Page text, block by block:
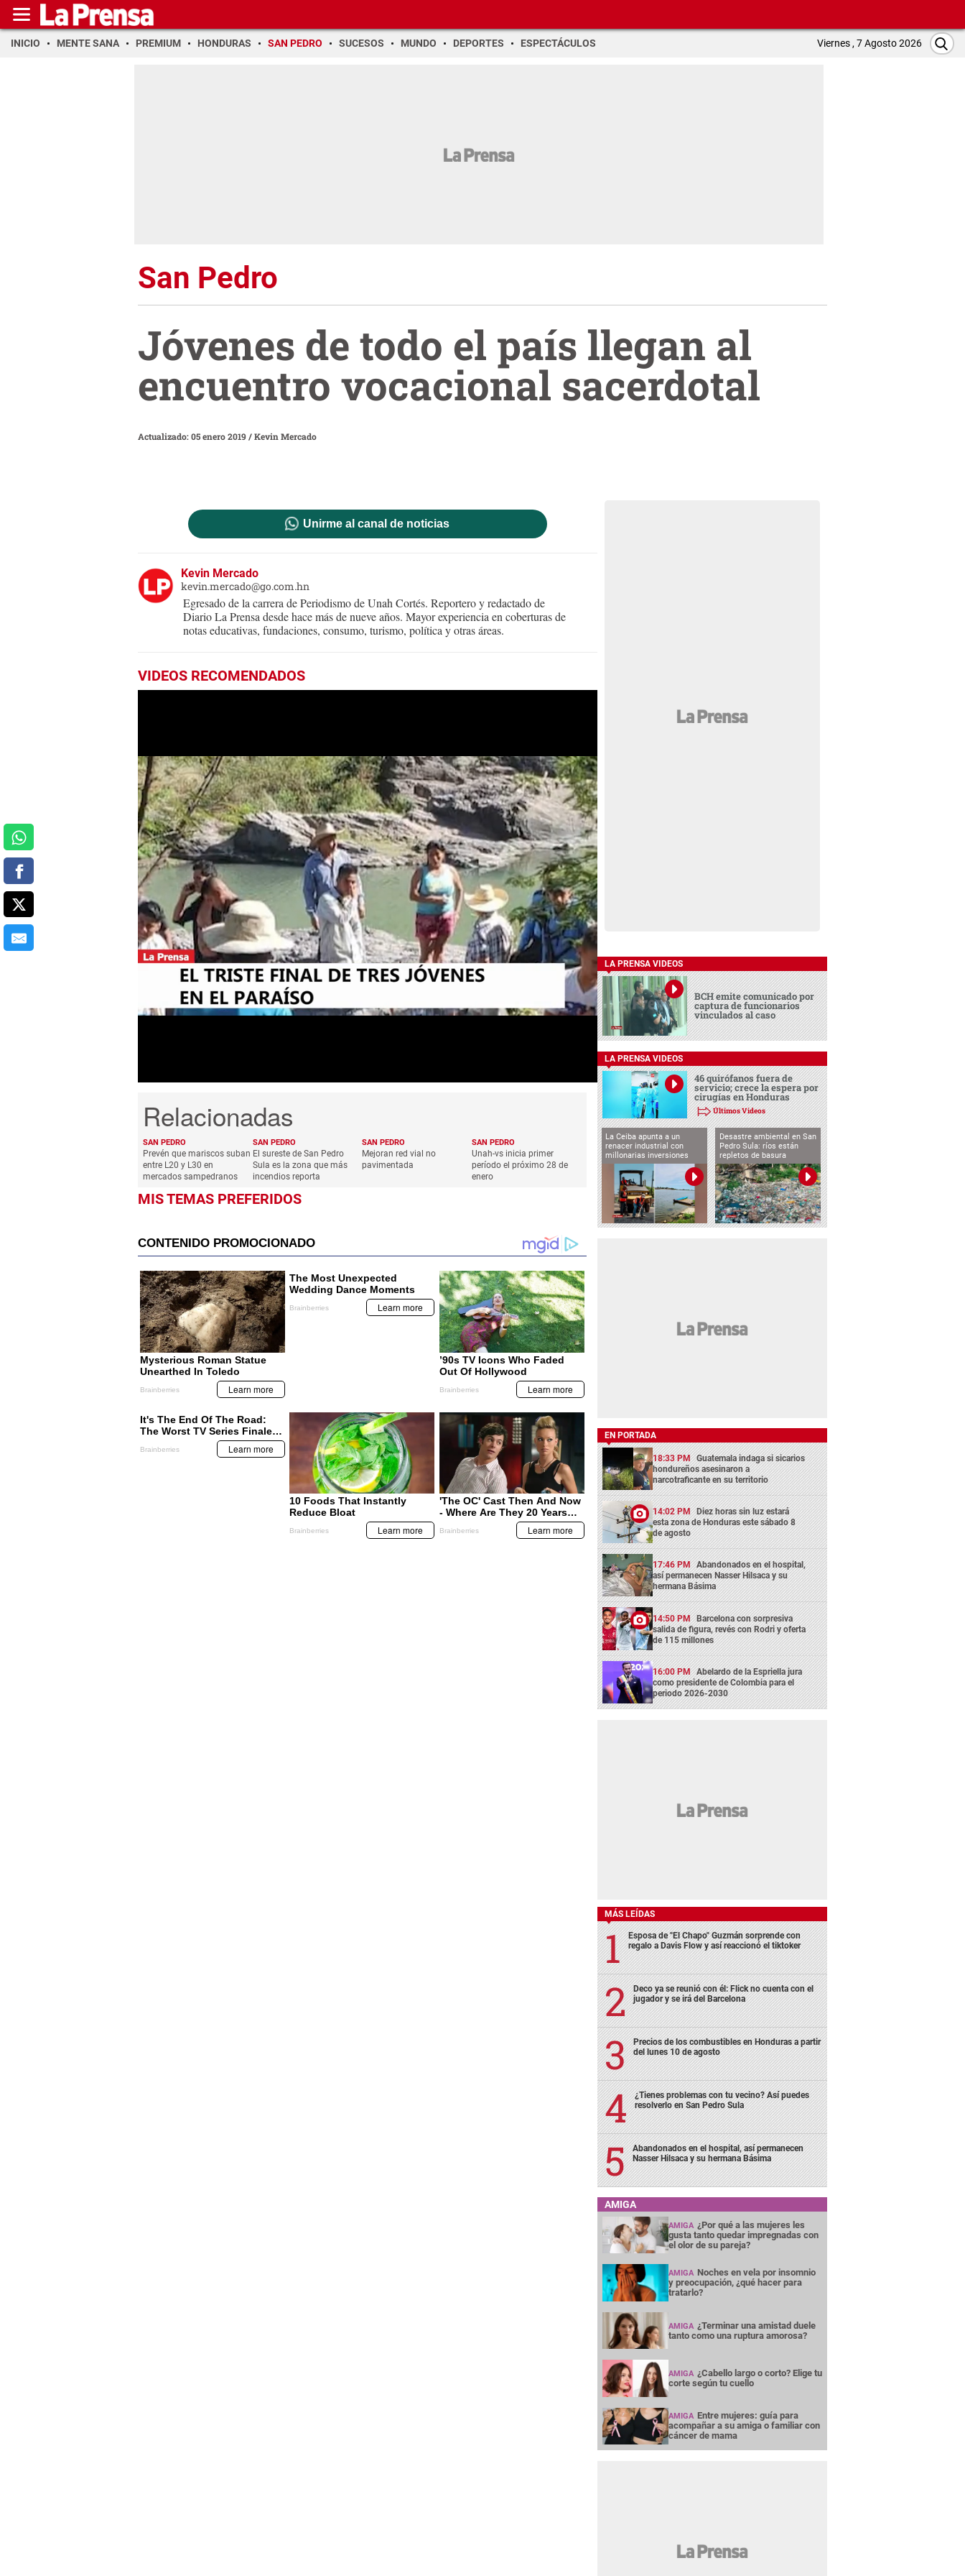
INICIO MENTE SANA PREMIUM HONDURAS SAN PEDRO SUCESOS MUNDO DEPORTES ESPECTÁCULOS Viernes , 7 Agosto 2026
San Pedro
Jóvenes de todo el país llegan al
encuentro vocacional sacerdotal
Actualizado: 05 enero 2019/Kevin Mercado
Unirme al canal de noticias
Kevin Mercado
kevin.mercado@go.com.hn
Egresado de la carrera de Periodismo de Unah Cortés. Reportero y redactado de
Diario La Prensa desde hace más de nueve años. Mayor experiencia en coberturas de
notas educativas, fundaciones, consumo, turismo, política y otras áreas.
VIDEOS RECOMENDADOS
0
seconds
Volume
0%
SAN PEDRO
Prevén que mariscos suban
entre L20 y L30 en
mercados sampedranos
SAN PEDRO
El sureste de San Pedro
Sula es la zona que más
incendios reporta
SAN PEDRO
Mejoran red vial no
pavimentada
SAN PEDRO
Unah-vs inicia primer
período el próximo 28 de
enero
MIS TEMAS PREFERIDOS
LA PRENSA VIDEOS
BCH emite comunicado por
captura de funcionarios
vinculados al caso
LA PRENSA VIDEOS
46 quirófanos fuera de
servicio; crece la espera por
cirugías en Honduras
Últimos Videos
La Ceiba apunta a un
renacer industrial con
millonarias inversiones
Desastre ambiental en San
Pedro Sula: ríos están
repletos de basura
EN PORTADA
18:33 PM Guatemala indaga si sicarios
hondureños asesinaron a
narcotraficante en su territorio
14:02 PM Diez horas sin luz estará
esta zona de Honduras este sábado 8
de agosto
17:46 PM Abandonados en el hospital,
así permanecen Nasser Hilsaca y su
hermana Básima
14:50 PM Barcelona con sorpresiva
salida de figura, revés con Rodri y oferta
de 115 millones
16:00 PM Abelardo de la Espriella jura
como presidente de Colombia para el
periodo 2026-2030
MÁS LEÍDAS
Esposa de "El Chapo" Guzmán sorprende con
regalo a Davis Flow y así reaccionó el tiktoker
Deco ya se reunió con él: Flick no cuenta con el
jugador y se irá del Barcelona
Precios de los combustibles en Honduras a partir
del lunes 10 de agosto
¿Tienes problemas con tu vecino? Así puedes
resolverlo en San Pedro Sula
Abandonados en el hospital, así permanecen
Nasser Hilsaca y su hermana Básima
AMIGA
AMIGA ¿Por qué a las mujeres les
gusta tanto quedar impregnadas con
el olor de su pareja?
AMIGA Noches en vela por insomnio
y preocupación, ¿qué hacer para
tratarlo?
AMIGA ¿Terminar una amistad duele
tanto como una ruptura amorosa?
AMIGA ¿Cabello largo o corto? Elige tu
corte según tu cuello
AMIGA Entre mujeres: guía para
acompañar a su amiga o familiar con
cáncer de mama